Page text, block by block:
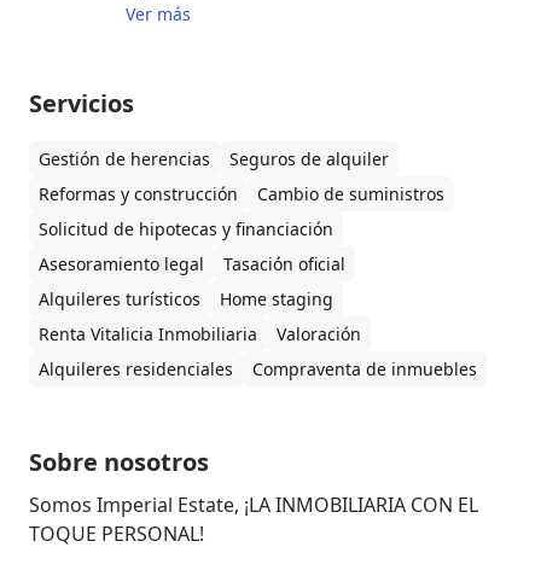
Ver más
Servicios
Gestión de herencias
Seguros de alquiler
Reformas y construcción
Cambio de suministros
Solicitud de hipotecas y financiación
Asesoramiento legal
Tasación oficial
Alquileres turísticos
Home staging
Renta Vitalicia Inmobiliaria
Valoración
Alquileres residenciales
Compraventa de inmuebles
Sobre nosotros
Somos Imperial Estate, ¡LA INMOBILIARIA CON EL
TOQUE PERSONAL!